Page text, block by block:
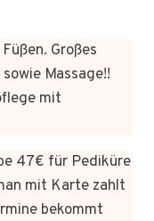
Großes
Massage!!
mit
47€ für Pediküre
mit Karte zahlt
bekommt